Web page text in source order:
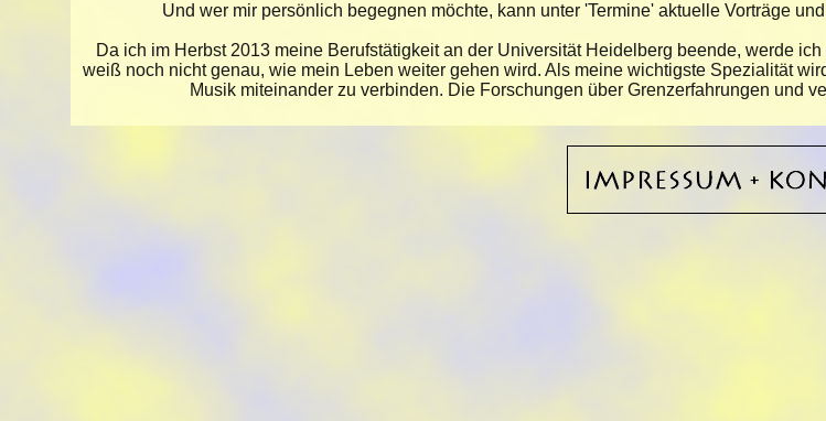
Und wer mir persönlich begegnen möchte, kann unter 'Termine' aktuelle Vorträge
Da ich im Herbst 2013 meine Berufstätigkeit an der Universität Heidelberg beende, werde
weiß noch nicht genau, wie mein Leben weiter gehen wird. Als meine wichtigste Spezialität
Musik miteinander zu verbinden. Die Forschungen über Grenzerfahrungen und